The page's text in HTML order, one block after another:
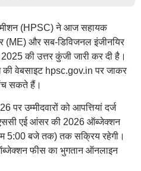
कमीशन (HPSC) ने आज सहायक
(ME) और सब-डिविजनल इंजीनयिर
की उत्तर कुंजी जारी कर दी है।
की वेबसाइट hpsc.gov.in पर जाकर
सकते हैं।
उम्मीदवारों को आपत्तियां दर्ज
एई आंसर की 2026 ऑब्जेक्शन
5:00 बजे तक) तक सक्रिय रहेगी।
फीस का भुगतान ऑनलाइन